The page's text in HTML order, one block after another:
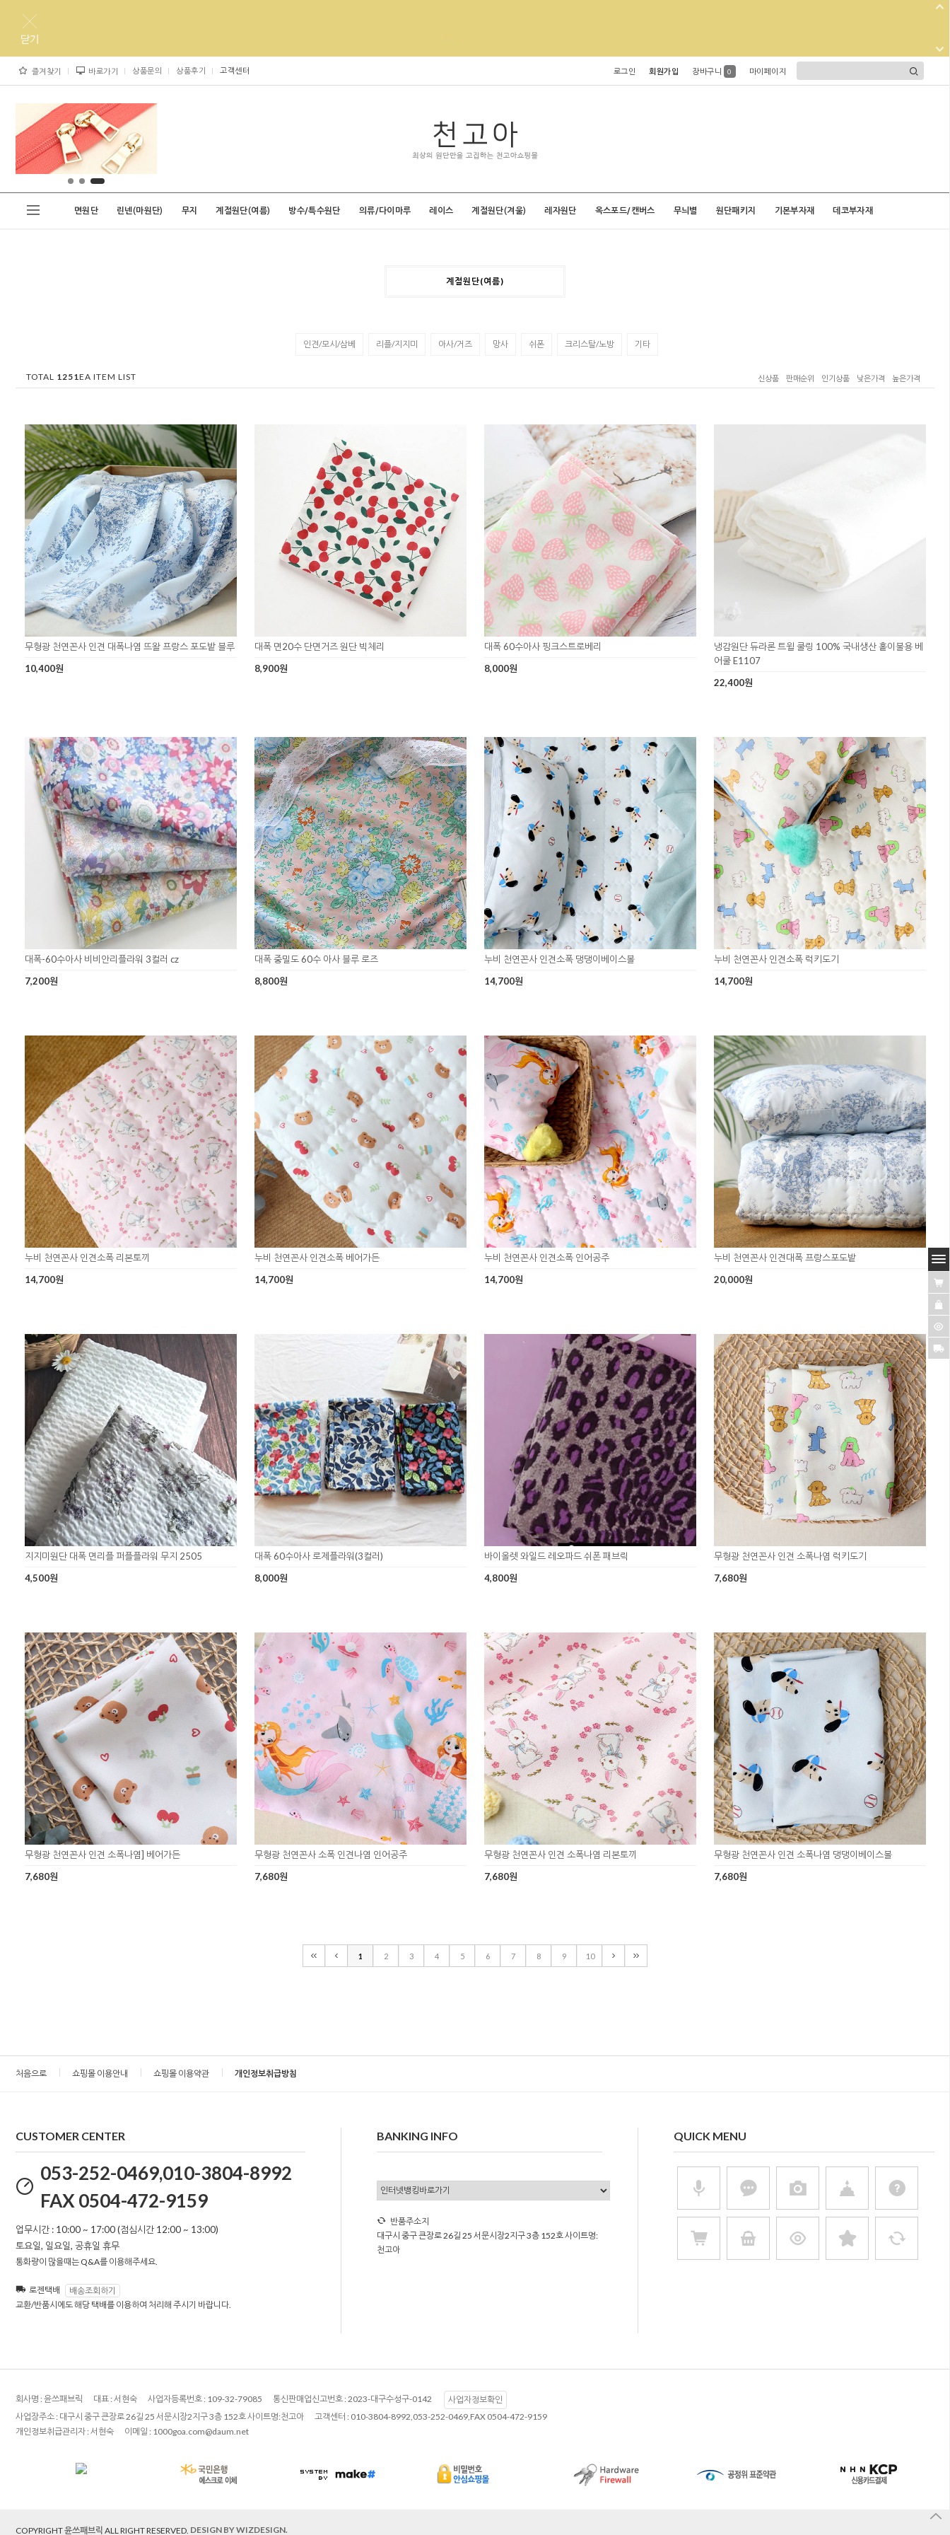
즐겨찾기 바로가기 상품문의 상품후기 고객센터 로그인 회원가입 장바구니 0 마이페이지
면원단 린넨(마원단) 무지 계절원단(여름) 방수/특수원단 의류/다이마루 레이스 계절원단(겨울) 레자원단 옥스포드/캔버스 무늬별 원단패키지 기본부자재 데코부자재
계절원단(여름)
인견/모시/삼베 리플/지지미 아사/거즈 망사 쉬폰 크리스탈/노방 기타
TOTAL 1251EA ITEM LIST 신상품 판매순위 인기상품 낮은가격 높은가격
무형광 천연꼰사 인견 대폭나염 뜨왈 프랑스 포도밭 블루
10,400원
대폭 면20수 단면거즈 원단 빅체리
8,900원
대폭 60수아사 핑크스트로베리
8,000원
냉감원단 듀라론 트윌 쿨링 100% 국내생산 홑이불용 베
어쿨 E1107
22,400원
대폭-60수아사 비비안리플라워 3컬러 cz
7,200원
대폭 중밀도 60수 아사 블루 로즈
8,800원
누비 천연꼰사 인견소폭 댕댕이베이스볼
14,700원
누비 천연꼰사 인견소폭 럭키도기
14,700원
누비 천연꼰사 인견소폭 리본토끼
14,700원
누비 천연꼰사 인견소폭 베어가든
14,700원
누비 천연꼰사 인견소폭 인어공주
14,700원
누비 천연꼰사 인견대폭 프랑스포도밭
20,000원
지지미원단 대폭 면리플 퍼플플라워 무지 2505
4,500원
대폭 60수아사 로제플라워(3컬러)
8,000원
바이올렛 와일드 레오파드 쉬폰 패브릭
4,800원
무형광 천연꼰사 인견 소폭나염 럭키도기
7,680원
무형광 천연꼰사 인견 소폭나염] 베어가든
7,680원
무형광 천연꼰사 소폭 인견나염 인어공주
7,680원
무형광 천연꼰사 인견 소폭나염 리본토끼
7,680원
무형광 천연꼰사 인견 소폭나염 댕댕이베이스볼
7,680원
1 2 3 4 5 6 7 8 9 10
처음으로 쇼핑몰 이용안내 쇼핑몰 이용약관 개인정보취급방침
CUSTOMER CENTER
053-252-0469,010-3804-8992
FAX 0504-472-9159
업무시간 : 10:00 ~ 17:00 (점심시간 12:00 ~ 13:00)
토요일, 일요일, 공휴일 휴무
통화량이 많을때는 Q&A를 이용해주세요.
로젠택배
배송조회하기
교환/반품시에도 해당 택배를 이용하여 처리해 주시기 바랍니다.
BANKING INFO
반품주소지
대구시 중구 큰장로 26길 25 서문시장2지구 3층 152호 사이트명:
천고아
QUICK MENU
회사명 : 윤쓰패브릭 대표 : 서현숙 사업자등록번호 : 109-32-79085 통신판매업신고번호 : 2023-대구수성구-0142
사업자정보확인
사업장주소 : 대구시 중구 큰장로 26길 25 서문시장2지구 3층 152호 사이트명:천고아 고객센터 : 010-3804-8992,053-252-0469,FAX 0504-472-9159
개인정보취급관리자 : 서현숙 이메일 : 1000goa.com@daum.net
COPYRIGHT윤쓰패브릭 ALL RIGHT RESERVED. DESIGN BY WIZDESIGN.